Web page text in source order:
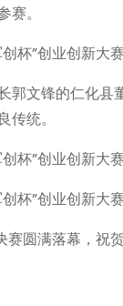
。
郭文锋的仁化
统。
圆满落幕，祝贺